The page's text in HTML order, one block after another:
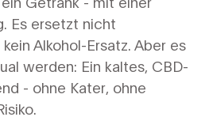
Es ersetzt nicht
Alkohol-Ersatz. Aber es
werden: Ein kaltes, CBD-
- ohne Kater, ohne